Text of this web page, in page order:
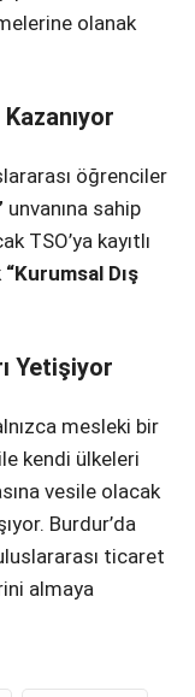
olanak
öğrenciler
unvanına sahip
TSO’ya kayıtlı
“Kurumsal Dış
Yetişiyor
mesleki bir
kendi ülkeleri
vesile olacak
Burdur’da
ticaret
almaya